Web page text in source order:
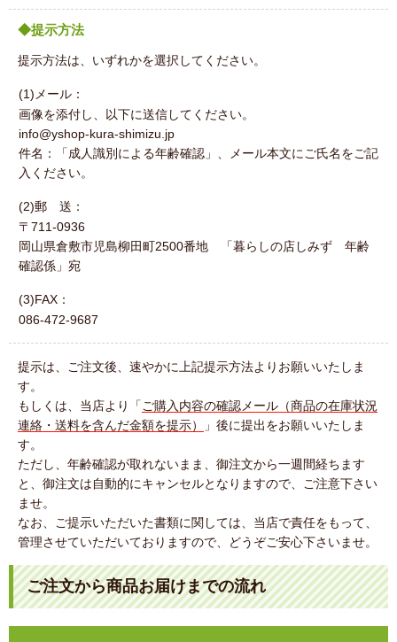
◆提示方法
提示方法は、いずれかを選択してください。
(1)メール：
画像を添付し、以下に送信してください。
info@yshop-kura-shimizu.jp
件名：「成人識別による年齢確認」、メール本文にご氏名をご記
入ください。
(2)郵 送：
〒711-0936
岡山県倉敷市児島柳田町2500番地 「暮らしの店しみず 年齢
確認係」宛
(3)FAX：
086-472-9687
提示は、ご注文後、速やかに上記提示方法よりお願いいたしま
す。
もしくは、当店より「 ご購入内容の確認メール（商品の在庫状況
連絡・送料を含んだ金額を提示）
」後に提出をお願いいたしま
す。
ただし、年齢確認が取れないまま、御注文から一週間経ちます
と、御注文は自動的にキャンセルとなりますので、ご注意下さい
ませ。
なお、ご提示いただいた書類に関しては、当店で責任をもって、
管理させていただいておりますので、どうぞご安心下さいませ。
ご注文から商品お届けまでの流れ